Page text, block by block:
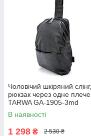
Чоловічий шкіряний слінг,
рюкзак через одне плече
TARWA GA-1905-3md
В наявності
1 298 ₴ 2 530 ₴